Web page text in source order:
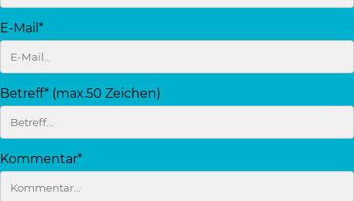
E-Mail*
Betreff* (max.50 Zeichen)
Kommentar*